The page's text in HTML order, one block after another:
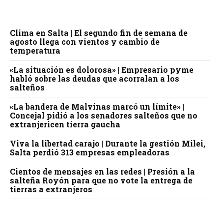
Clima en Salta | El segundo fin de semana de
agosto llega con vientos y cambio de
temperatura
«La situación es dolorosa» | Empresario pyme
habló sobre las deudas que acorralan a los
salteños
«La bandera de Malvinas marcó un límite» |
Concejal pidió a los senadores salteños que no
extranjericen tierra gaucha
Viva la libertad carajo | Durante la gestión Milei,
Salta perdió 313 empresas empleadoras
Cientos de mensajes en las redes | Presión a la
salteña Royón para que no vote la entrega de
tierras a extranjeros